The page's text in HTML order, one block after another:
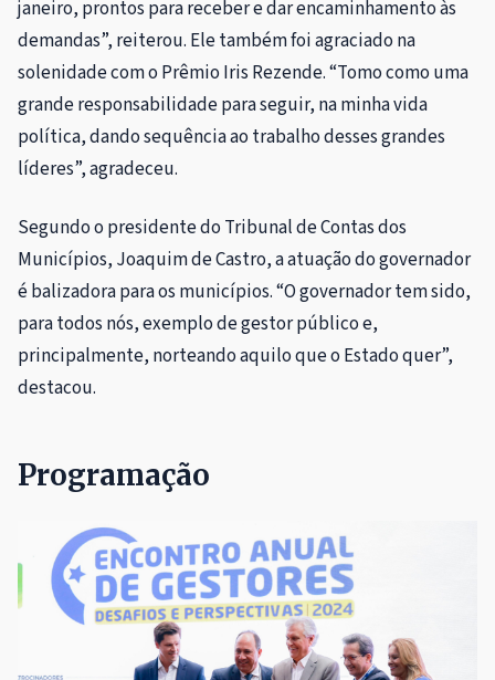
janeiro, prontos para receber e dar encaminhamento às
demandas”, reiterou. Ele também foi agraciado na
solenidade com o Prêmio Iris Rezende. “Tomo como uma
grande responsabilidade para seguir, na minha vida
política, dando sequência ao trabalho desses grandes
líderes”, agradeceu.
Segundo o presidente do Tribunal de Contas dos
Municípios, Joaquim de Castro, a atuação do governador
é balizadora para os municípios. “O governador tem sido,
para todos nós, exemplo de gestor público e,
principalmente, norteando aquilo que o Estado quer”,
destacou.
Programação